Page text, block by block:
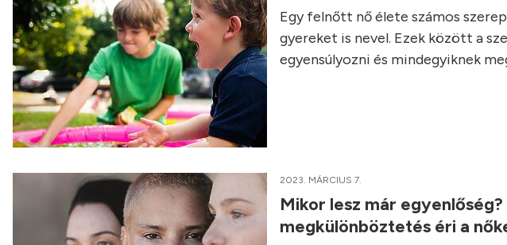
Egy felnőtt nő élete számos
gyereket is nevel. Ezek között a
egyensúlyozni és mindegyiknek
2023. MÁRCIUS 7.
Mikor lesz már
megkülönböztetés éri a